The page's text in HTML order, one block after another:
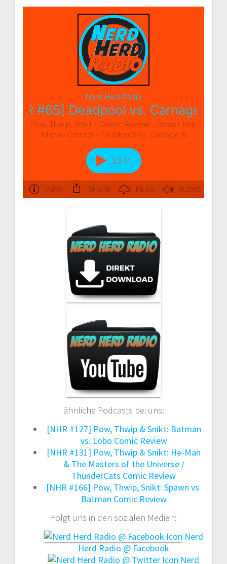
ähnliche Podcasts bei uns:
[NHR #127] Pow, Thwip & Snikt: Batman
vs. Lobo Comic Review
[NHR #131] Pow, Thwip & Snikt: He-Man
& The Masters of the Universe /
ThunderCats Comic Review
[NHR #166] Pow, Thwip, Snikt: Spawn vs.
Batman Comic Review
Folgt uns in den sozialen Medien:
Nerd
Herd Radio @ Facebook
Nerd